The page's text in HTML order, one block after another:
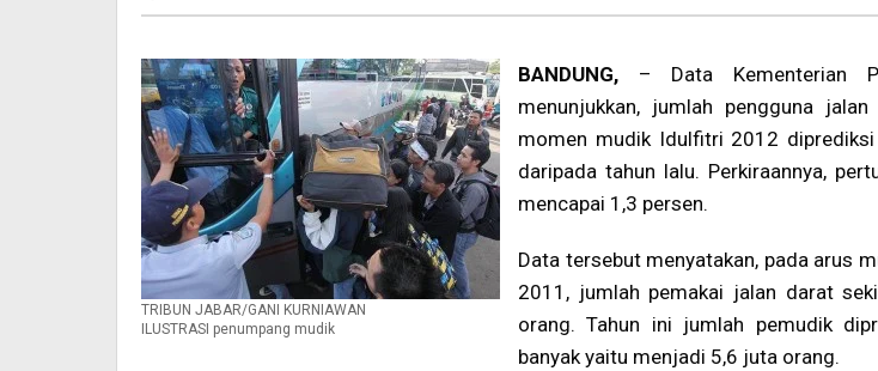
-:-
>
TRIBUN JABAR/GANI KURNIAWAN
ILUSTRASI penumpang mudik
BANDUNG, – Data Kementerian
menunjukkan, jumlah pengguna
momen mudik Idulfitri 2012
daripada tahun lalu. Perkiraannya,
mencapai 1,3 persen.
Data tersebut menyatakan, pada arus
2011, jumlah pemakai jalan darat
orang. Tahun ini jumlah pemudik
banyak yaitu menjadi 5,6 juta orang.